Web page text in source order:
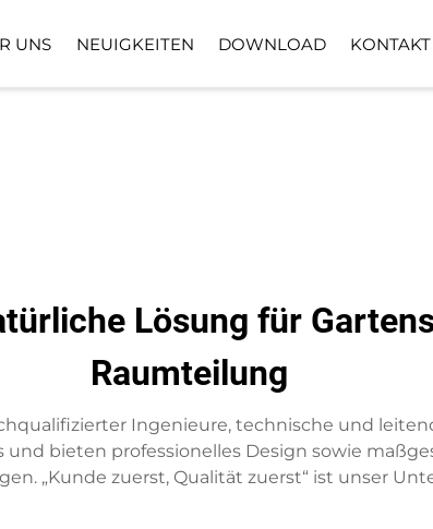
UNS NEUIGKEITEN DOWNLOAD KONTAKT
Lösung für
Raumteilung
Ingenieure, technische und
bieten professionelles Design sowie
„Kunde zuerst, Qualität zuerst“ ist unser